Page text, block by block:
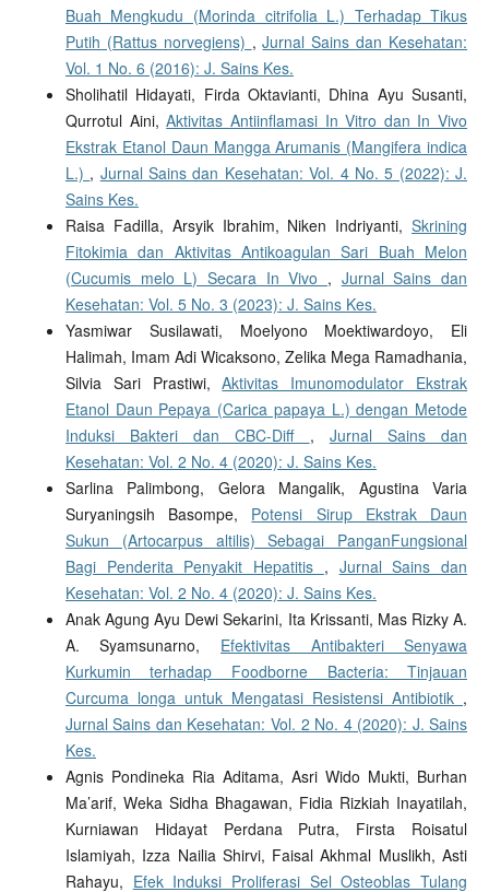
Buah Mengkudu (Morinda citrifolia L.) Terhadap Tikus
Putih (Rattus norvegiens) ,Jurnal Sains dan Kesehatan:
Vol. 1 No. 6 (2016): J. Sains Kes.
Sholihatil Hidayati, Firda Oktavianti, Dhina Ayu Susanti,
Qurrotul Aini,Aktivitas Antiinflamasi In Vitro dan In Vivo
Ekstrak Etanol Daun Mangga Arumanis (Mangifera indica
L.) , Jurnal Sains dan Kesehatan: Vol. 4 No. 5 (2022): J.
Sains Kes.
Raisa Fadilla, Arsyik Ibrahim, Niken Indriyanti,Skrining
Fitokimia dan Aktivitas Antikoagulan Sari Buah Melon
(Cucumis melo L) Secara In Vivo , Jurnal Sains dan
Kesehatan: Vol. 5 No. 3 (2023): J. Sains Kes.
Yasmiwar Susilawati, Moelyono Moektiwardoyo, Eli
Halimah, Imam Adi Wicaksono, Zelika Mega Ramadhania,
Silvia Sari Prastiwi,Aktivitas Imunomodulator Ekstrak
Etanol Daun Pepaya (Carica papaya L.) dengan Metode
Induksi Bakteri dan CBC-Diff , Jurnal Sains dan
Kesehatan: Vol. 2 No. 4 (2020): J. Sains Kes.
Sarlina Palimbong, Gelora Mangalik, Agustina Varia
Suryaningsih Basompe, Potensi Sirup Ekstrak Daun
Sukun (Artocarpus altilis) Sebagai PanganFungsional
Bagi Penderita Penyakit Hepatitis , Jurnal Sains dan
Kesehatan: Vol. 2 No. 4 (2020): J. Sains Kes.
Anak Agung Ayu Dewi Sekarini, Ita Krissanti, Mas Rizky A.
A. Syamsunarno, Efektivitas Antibakteri Senyawa
Kurkumin terhadap Foodborne Bacteria: Tinjauan
Curcuma longa untuk Mengatasi Resistensi Antibiotik ,
Jurnal Sains dan Kesehatan: Vol. 2 No. 4 (2020): J. Sains
Kes.
Agnis Pondineka Ria Aditama, Asri Wido Mukti, Burhan
Ma’arif, Weka Sidha Bhagawan, Fidia Rizkiah Inayatilah,
Kurniawan Hidayat Perdana Putra, Firsta Roisatul
Islamiyah, Izza Nailia Shirvi, Faisal Akhmal Muslikh, Asti
Rahayu, Efek Induksi Proliferasi Sel Osteoblas Tulang